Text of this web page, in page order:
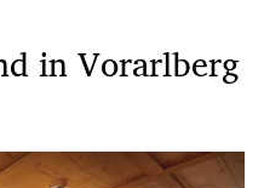
in Vorarlberg